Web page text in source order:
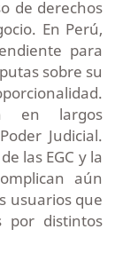
de derechos
En Perú,
para
sobre su
en largos
Judicial.
las EGC y la
aún
usuarios que
por distintos